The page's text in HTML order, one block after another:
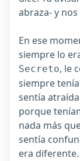
abraza- y
En ese
siempre lo
Secreto, le
siempre
sentía
porque
nada más
sentía
era diferente.